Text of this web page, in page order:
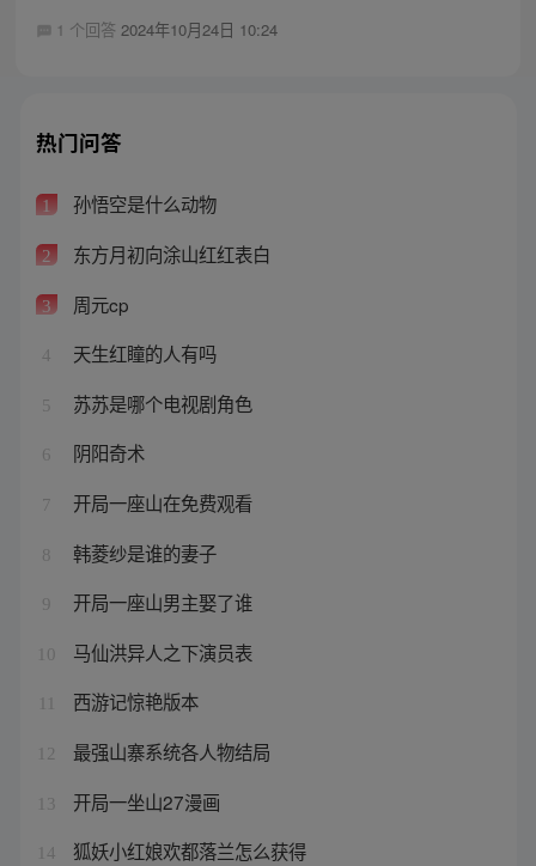
1 个回答 2024年10月24日 10:24
热门问答
1 孙悟空是什么动物
2 东方月初向涂山红红表白
3 周元cp
4 天生红瞳的人有吗
5 苏苏是哪个电视剧角色
6 阴阳奇术
7 开局一座山在免费观看
8 韩菱纱是谁的妻子
9 开局一座山男主娶了谁
10 马仙洪异人之下演员表
西游记惊艳版本
12 最强山寨系统各人物结局
13 开局一坐山27漫画
14 狐妖小红娘欢都落兰怎么获得